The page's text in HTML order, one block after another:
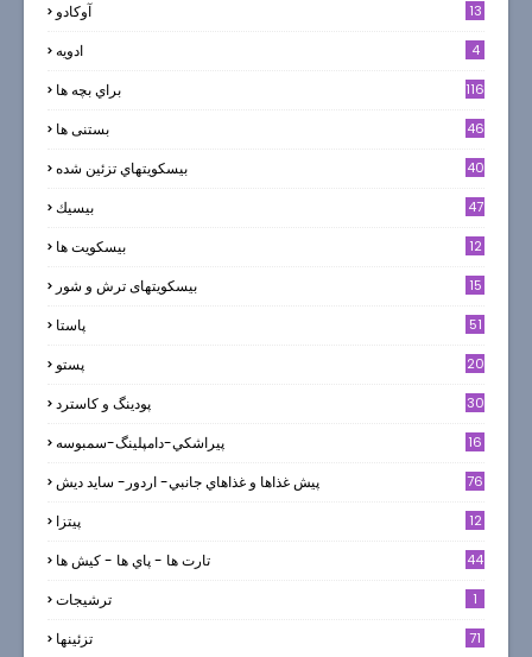
آوکادو 13
ادويه 4
براي بچه ها 116
بستنی ها 46
بيسكويتهاي تزئين شده 40
بيسيك 47
بیسکویت ها
12
بیسکویتهای ترش و شور 15
پاستا 51
پستو 20
پودینگ و کاسترد 30
پيراشكي-دامپلينگ-سمبوسه 16
پيش غذاها و غذاهاي جانبي- اردور- سايد ديش 76
پیتزا 12
تارت ها - پاي ها - كيش ها 44
ترشيجات 1
تزئینها 71